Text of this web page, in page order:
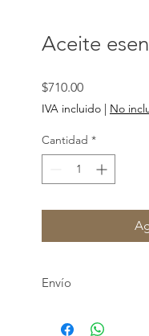
Aceite
$710.00Precio
IVA incluido | No
Cantidad *
Envío
Costo de envio